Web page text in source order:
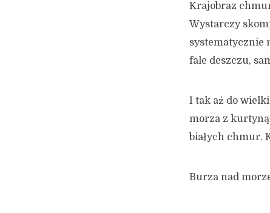
Krajobraz
Wystarczy
systematycznie
fale deszczu,
I tak aż do
morza z
białych chmur.
Burza nad